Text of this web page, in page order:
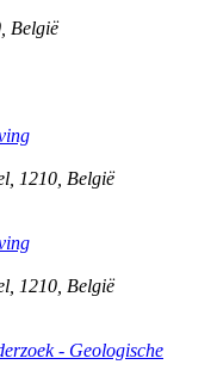
België
1210 België
1210 België
- Geologische